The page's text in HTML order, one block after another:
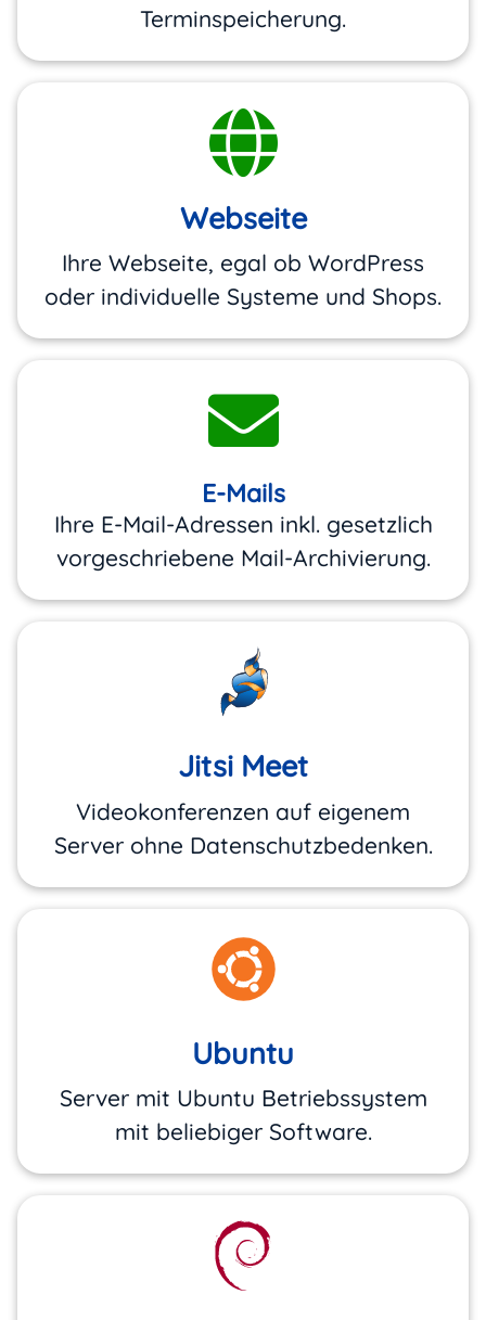
Terminspeicherung.
Webseite
Ihre Webseite, egal ob WordPress
oder individuelle Systeme und Shops.
E-Mails
Ihre E-Mail-Adressen inkl. gesetzlich
vorgeschriebene Mail-Archivierung.
Jitsi Meet
Videokonferenzen auf eigenem
Server ohne Datenschutzbedenken.
Ubuntu
Server mit Ubuntu Betriebssystem
mit beliebiger Software.